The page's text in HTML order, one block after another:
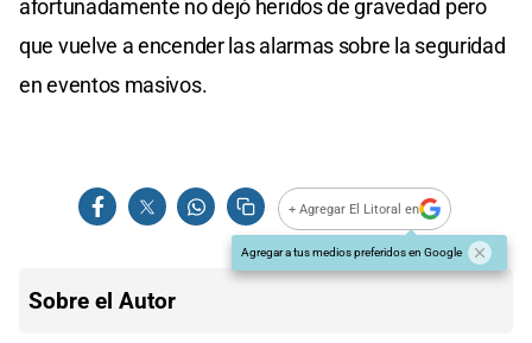
afortunadamente no dejó heridos de gravedad pero
que vuelve a encender las alarmas sobre la seguridad
en eventos masivos.
+ Agregar El Litoral en
Agregar a tus medios preferidos en Google
Sobre el Autor